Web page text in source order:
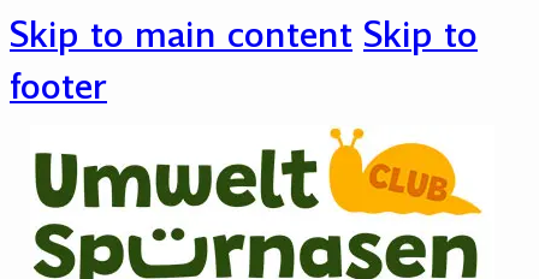
Skip to main content Skip to
footer